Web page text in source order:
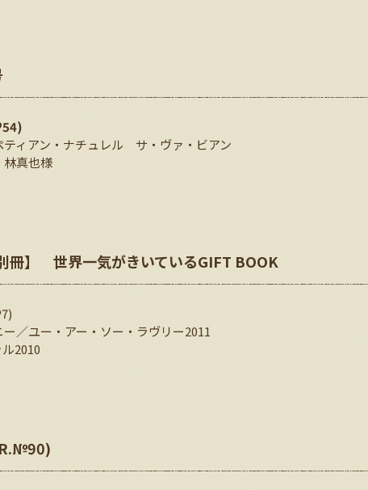
ティアン・ナチュレル サ・ヴァ・ビアン
真也様
】 世界一気がきいているGIFT BOOK
／ユー・アー・ソー・ラヴリー2011
2010